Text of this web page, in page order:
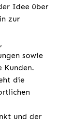
Idee über
zur
sowie
Kunden.
die
und der